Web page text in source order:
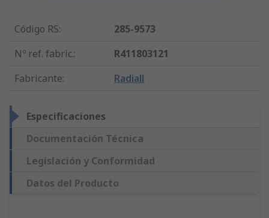
Código RS:
285-9573
Nº ref. fabric.:
R411803121
Fabricante: Radiall
Especificaciones
Documentación Técnica
Legislación y Conformidad
Datos del Producto